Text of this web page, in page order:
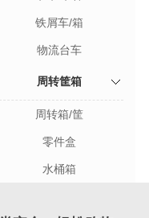
铁屑车/箱
物流台车
周转筐箱
周转箱/筐
零件盒
水桶箱